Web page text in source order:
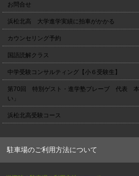
お問合せ
浜松北高 大学進学実績に拍車がかかる
カウンセリング予約
国語読解クラス
中学受験コンサルティング【小６受験生】
第70回 特別ゲスト・進学塾ブレーブ 代表 本
い」
浜松北高受験コース
駐車場のご利用方法について